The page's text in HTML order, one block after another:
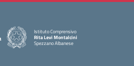
Istituto Comprensivo
Rita Levi Montalcini
Spezzano Albanese
— Visita la pagina iniziale della scuola